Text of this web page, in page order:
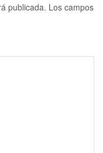
publicada. Los campos